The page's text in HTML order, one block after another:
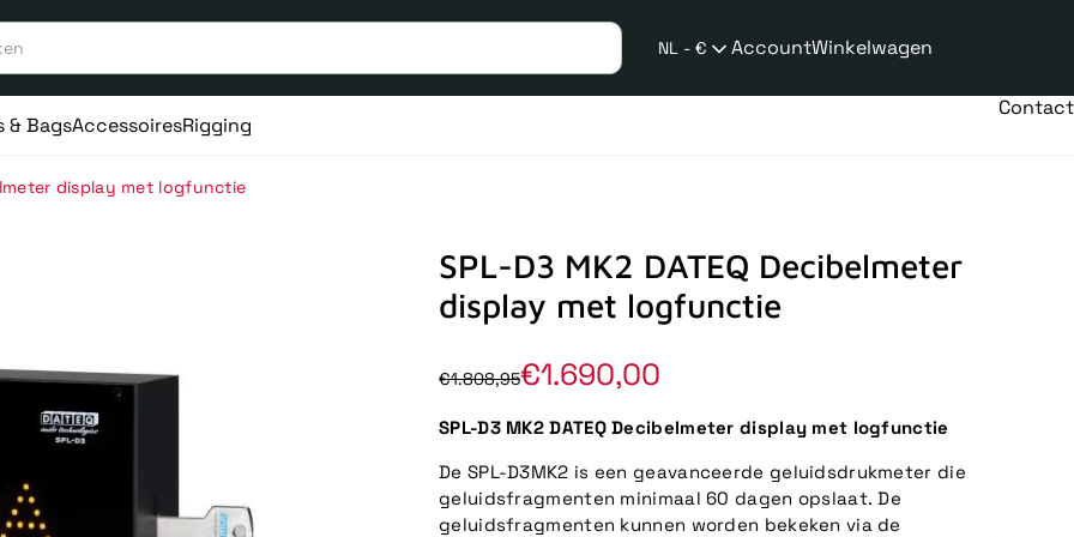
NL - €
taalwijziging
AccountWinkelwagen
& BagsAccessoiresRigging
Contact
display met logfunctie
SPL-D3 MK2 DATEQ Decibelmeter
display met logfunctie
€1.808,95€1.690,00
SPL-D3 MK2 DATEQ Decibelmeter display met logfunctie
De SPL-D3MK2 is een geavanceerde geluidsdrukmeter die
geluidsfragmenten minimaal 60 dagen opslaat. De
geluidsfragmenten kunnen worden bekeken via de